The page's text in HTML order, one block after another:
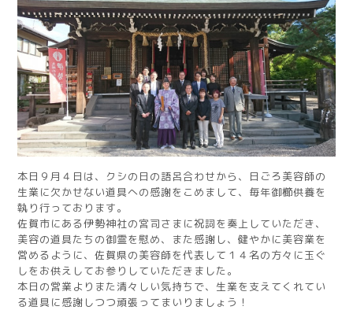
本日９月４日は、クシの日の語呂合わせから、日ごろ美容師の
生業に欠かせない道具への感謝をこめまして、毎年御櫛供養を
執り行っております。
佐賀市にある伊勢神社の宮司さまに祝詞を奏上していただき、
美容の道具たちの御霊を慰め、また感謝し、健やかに美容業を
営めるように、佐賀県の美容師を代表して１４名の方々に玉ぐ
しをお供えしてお参りしていただきました。
本日の営業よりまた清々しい気持ちで、生業を支えてくれてい
る道具に感謝しつつ頑張ってまいりましょう！